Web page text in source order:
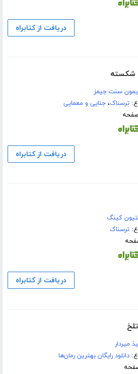
دریافت از کتابراه
شکسته
سنت جیمز
ترسناک،جنایی و معمایی
دریافت از کتابراه
کینگ
ترسناک
دریافت از کتابراه
میردار
دانلود رایگان بهترین رمان‌ها